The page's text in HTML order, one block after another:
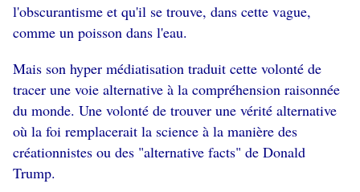
l'obscurantisme et qu'il se trouve, dans cette vague,
comme un poisson dans l'eau.
Mais son hyper médiatisation traduit cette volonté de
tracer une voie alternative à la compréhension raisonnée
du monde. Une volonté de trouver une vérité alternative
où la foi remplacerait la science à la manière des
créationnistes ou des "alternative facts" de Donald
Trump.